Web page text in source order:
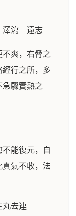
瀉 遠志
不爽，右脅之
經行之所，多
急驟實熱之
能復元，自
真氣不收，法
丸去連